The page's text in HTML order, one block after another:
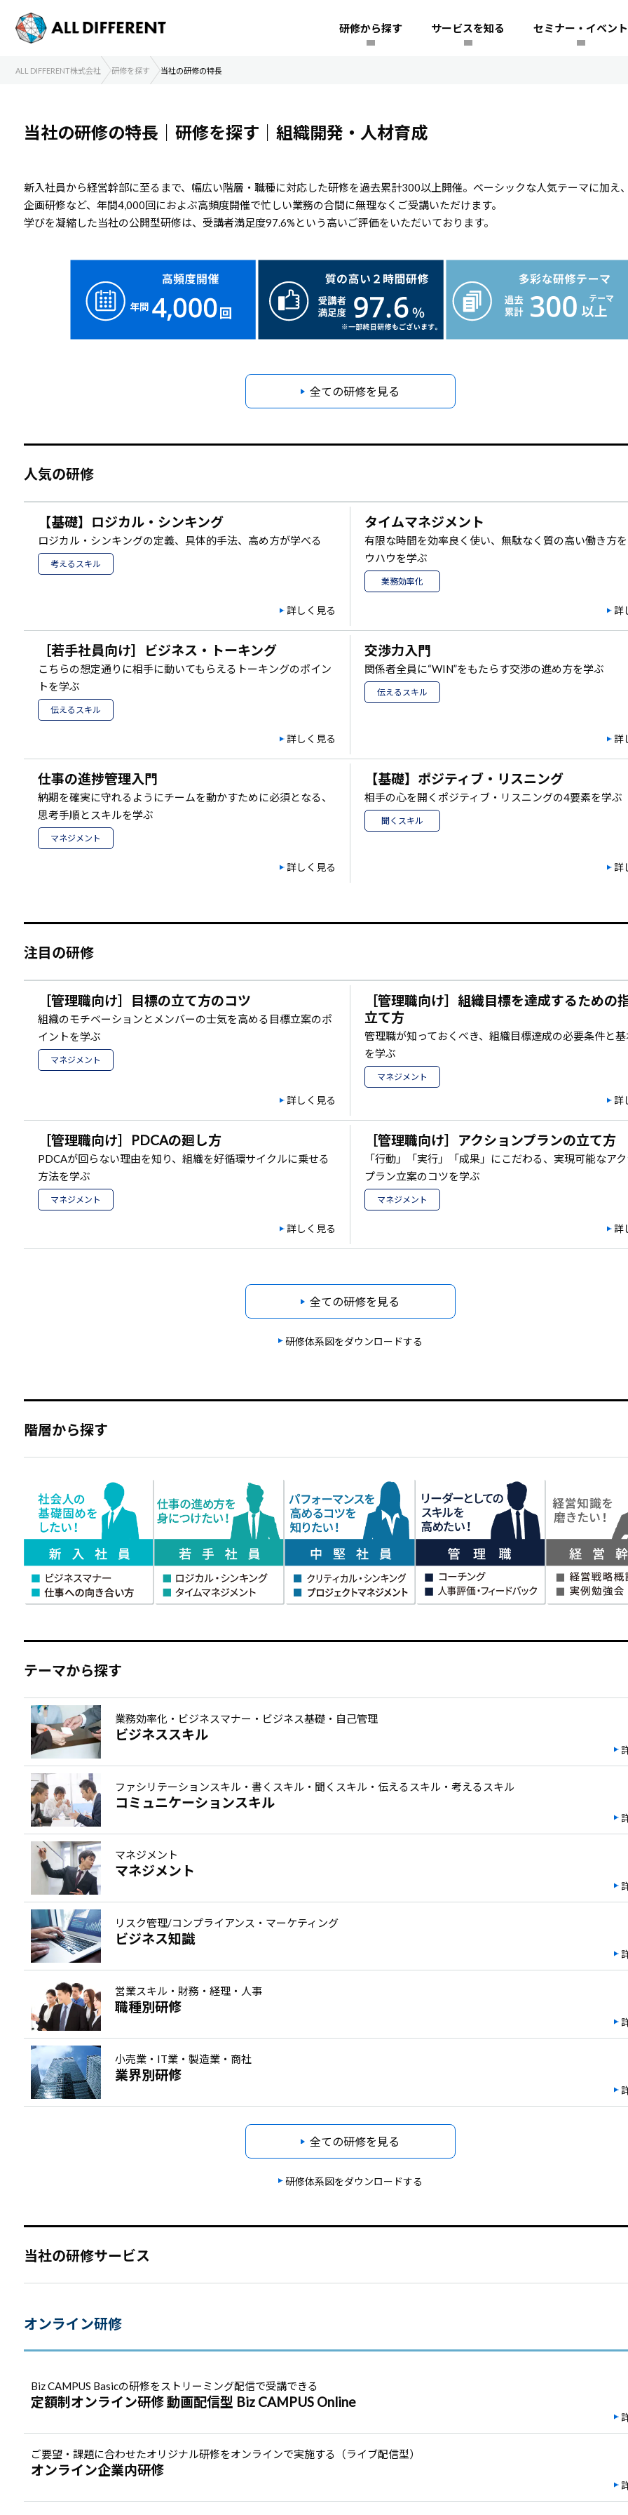
研修から探す サービスを知る セミナー・イベント
ALL DIFFERENT株式会社 研修を探す 当社の研修の特長
当社の研修の特長｜研修を探す｜組織開発・人材育成
新入社員から経営幹部に至るまで、幅広い階層・職種に対応した研修を過去累計300以上開催。ベーシックな人気テーマに加え
企画研修など、年間4,000回におよぶ高頻度開催で忙しい業務の合間に無理なくご受講いただけます。
学びを凝縮した当社の公開型研修は、受講者満足度97.6%という高いご評価をいただいております。
全ての研修を見る
人気の研修
【基礎】ロジカル・シンキング
ロジカル・シンキングの定義、具体的手法、高め方が学べる
考えるスキル
詳しく見る
タイムマネジメント
有限な時間を効率良く使い、無駄なく質の高い働き方
ウハウを学ぶ
業務効率化
詳
［若手社員向け］ビジネス・トーキング
こちらの想定通りに相手に動いてもらえるトーキングのポイン
トを学ぶ
伝えるスキル
詳しく見る
交渉力入門
関係者全員に“WIN”をもたらす交渉の進め方を学ぶ
伝えるスキル
詳
仕事の進捗管理入門
納期を確実に守れるようにチームを動かすために必須となる、
思考手順とスキルを学ぶ
マネジメント
詳しく見る
【基礎】ポジティブ・リスニング
相手の心を開くポジティブ・リスニングの4要素を学ぶ
聞くスキル
詳
注目の研修
［管理職向け］目標の立て方のコツ
組織のモチベーションとメンバーの士気を高める目標立案のポ
イントを学ぶ
マネジメント
詳しく見る
［管理職向け］組織目標を達成するための
立て方
管理職が知っておくべき、組織目標達成の必要条件と
を学ぶ
マネジメント
詳
［管理職向け］PDCAの廻し方
PDCAが回らない理由を知り、組織を好循環サイクルに乗せる
方法を学ぶ
マネジメント
詳しく見る
［管理職向け］アクションプランの立て方
「行動」「実行」「成果」にこだわる、実現可能なア
プラン立案のコツを学ぶ
マネジメント
詳
全ての研修を見る
研修体系図をダウンロードする
階層から探す
テーマから探す
業務効率化・ビジネスマナー・ビジネス基礎・自己管理
ビジネススキル
ファシリテーションスキル・書くスキル・聞くスキル・伝えるスキル・考えるスキル
コミュニケーションスキル
マネジメント
マネジメント
リスク管理/コンプライアンス・マーケティング
ビジネス知識
営業スキル・財務・経理・人事
職種別研修
小売業・IT業・製造業・商社
業界別研修
全ての研修を見る
研修体系図をダウンロードする
当社の研修サービス
オンライン研修
Biz CAMPUS Basicの研修をストリーミング配信で受講できる
定額制オンライン研修 動画配信型 Biz CAMPUS Online
ご要望・課題に合わせたオリジナル研修をオンラインで実施する（ライブ配信型）
オンライン企業内研修